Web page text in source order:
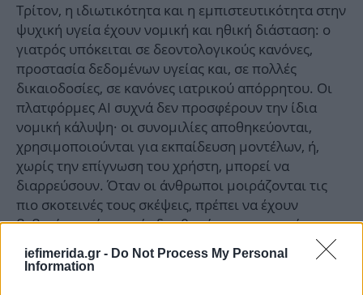
iefimerida.gr - Do Not Process My Personal
Information
Τρίτον, η ιδιωτικότητα και η εμπιστευτικότητα στην
ψυχική υγεία έχουν νομική και ηθική διάσταση: ο
γιατρός υπόκειται σε δεοντολογικούς κανόνες,
προστασία δεδομένων υγείας και, σε πολλές
δικαιοδοσίες, σε κανόνες ιατρικού απόρρητου. Οι
πλατφόρμες AI συχνά δεν προσφέρουν την ίδια
νομική κάλυψη· οι συνομιλίες αποθηκεύονται,
χρησιμοποιούνται για εκπαίδευση μοντέλων, ή,
χωρίς την επίγνωση του χρήστη, μπορεί να
διαρρεύσουν. Όταν οι άνθρωποι μοιράζονται τις
πιο σκοτεινές τους σκέψεις, πρέπει να έχουν
βεβαιότητα ότι αυτές δεν θα γίνουν εμπορεύσιμο
προϊόν ή στοιχείο σε μελλοντική νομική/
επαγγελματική αξιολόγηση.